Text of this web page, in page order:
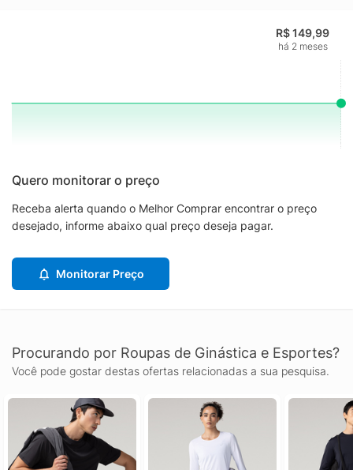
R$ 149,99
há 2 meses
Quero monitorar o preço
Receba alerta quando o Melhor Comprar encontrar o preço
desejado, informe abaixo qual preço deseja pagar.
Monitorar Preço
Procurando por Roupas de Ginástica e Esportes?
Você pode gostar destas ofertas relacionadas a sua pesquisa.